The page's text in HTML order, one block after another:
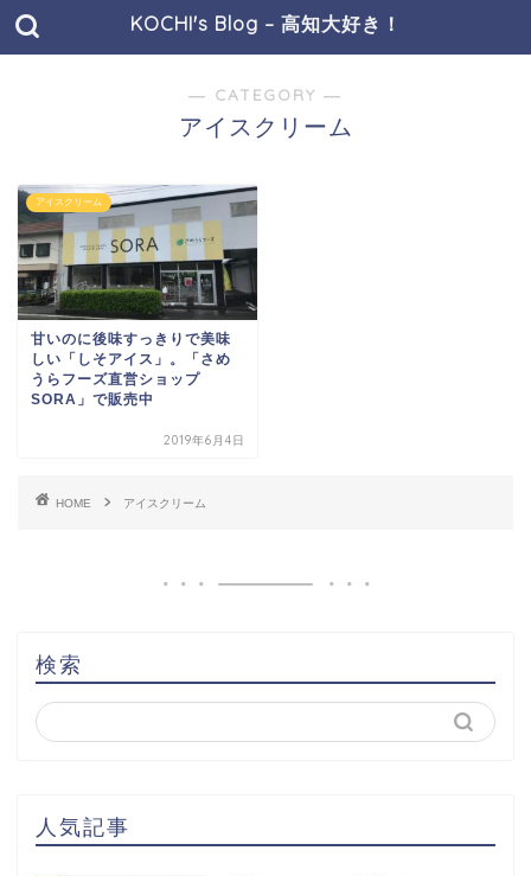
KOCHI's Blog – 高知大好き！
― CATEGORY ―
アイスクリーム
アイスクリーム
甘いのに後味すっきりで美味
しい「しそアイス」。「さめ
うらフーズ直営ショップ
SORA」で販売中
2019年6月4日
HOME アイスクリーム
検索
人気記事